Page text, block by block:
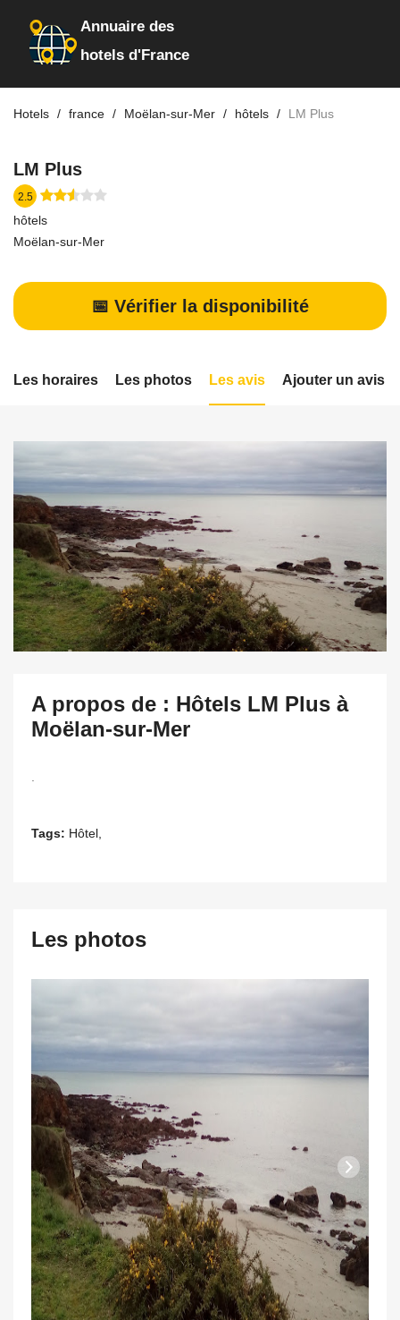
Annuaire des
hotels d'France
Hotels france Moëlan-sur-Mer hôtels LM Plus
LM Plus
2.5
hôtels
Moëlan-sur-Mer
📅 Vérifier la disponibilité
Les horaires Les photos Les avis Ajouter un avis
A propos de : Hôtels LM Plus à
Moëlan-sur-Mer
Tags: Hôtel,
Les photos